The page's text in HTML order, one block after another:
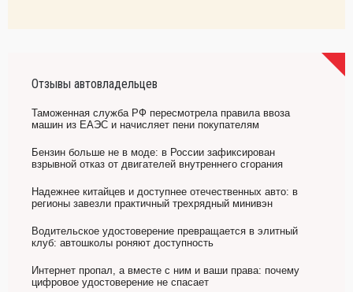
Отзывы автовладельцев
Таможенная служба РФ пересмотрела правила ввоза
машин из ЕАЭС и начисляет пени покупателям
Бензин больше не в моде: в России зафиксирован
взрывной отказ от двигателей внутреннего сгорания
Надежнее китайцев и доступнее отечественных авто: в
регионы завезли практичный трехрядный минивэн
Водительское удостоверение превращается в элитный
клуб: автошколы роняют доступность
Интернет пропал, а вместе с ним и ваши права: почему
цифровое удостоверение не спасает